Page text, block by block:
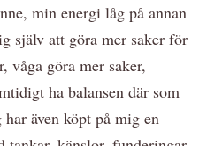
min energi låg på annan
själv att göra mer saker för
våga göra mer saker,
ha balansen där som
även köpt på mig en